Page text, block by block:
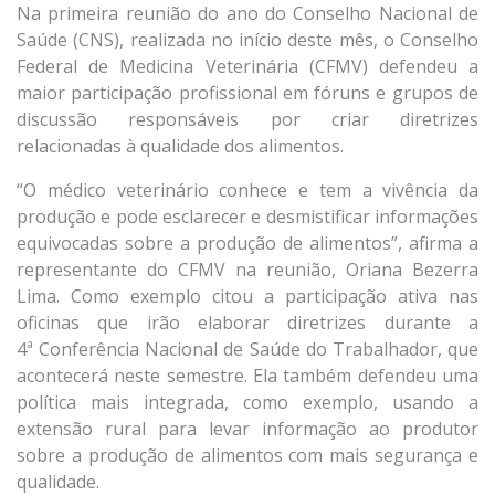
Na primeira reunião do ano do Conselho Nacional de
Saúde (CNS), realizada no início deste mês, o Conselho
Federal de Medicina Veterinária (CFMV) defendeu a
maior participação profissional em fóruns e grupos de
discussão responsáveis por criar diretrizes
relacionadas à qualidade dos alimentos.
“O médico veterinário conhece e tem a vivência da
produção e pode esclarecer e desmistificar informações
equivocadas sobre a produção de alimentos”, afirma a
representante do CFMV na reunião, Oriana Bezerra
Lima. Como exemplo citou a participação ativa nas
oficinas que irão elaborar diretrizes durante a
4ª Conferência Nacional de Saúde do Trabalhador, que
acontecerá neste semestre. Ela também defendeu uma
política mais integrada, como exemplo, usando a
extensão rural para levar informação ao produtor
sobre a produção de alimentos com mais segurança e
qualidade.